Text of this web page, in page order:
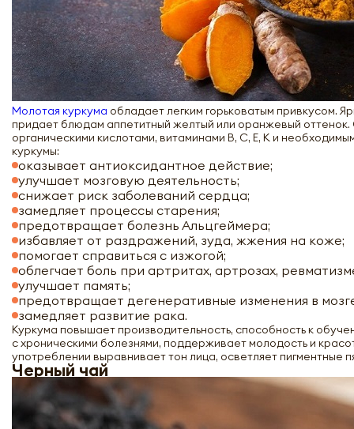
Молотая куркума обладает легким горьковатым привкусом.
придает блюдам аппетитный желтый или оранжевый оттенок.
органическими кислотами, витаминами В, С, Е, К и
куркумы:
оказывает антиоксидантное действие;
улучшает мозговую деятельность;
снижает риск заболеваний сердца;
замедляет процессы старения;
предотвращает болезнь Альцгеймера;
избавляет от раздражений, зуда, жжения на коже;
помогает справиться с изжогой;
облегчает боль при артритах, артрозах,
улучшает память;
предотвращает дегенеративные изменения в
замедляет развитие рака.
Куркума повышает производительность, способность к
с хроническими болезнями, поддерживает молодость и
употреблении выравнивает тон лица, осветляет пигментные
Черный чай